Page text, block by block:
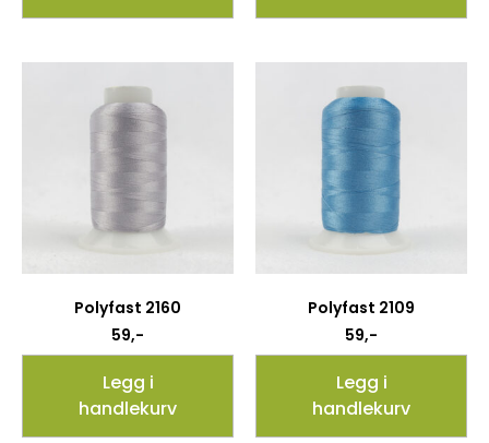
Polyfast 2160
59,-
Legg i
handlekurv
Polyfast 2109
59,-
Legg i
handlekurv